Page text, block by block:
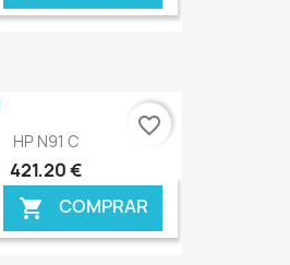
HP N91 C
421,20 €
 COMPRAR
favorite_border